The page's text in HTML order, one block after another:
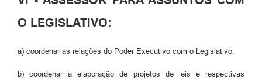
O LEGISLATIVO:
a) coordenar as relações do Poder Executivo com o Legislativo;
b) coordenar a elaboração de projetos de leis e respectivas